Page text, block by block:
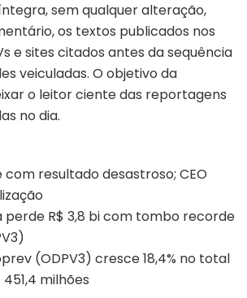
sem qualquer alteração,
os textos publicados nos
e sites citados antes da sequência
veiculadas. O objetivo da
o leitor ciente das reportagens
no dia.
resultado desastroso; CEO
perde R$ 3,8 bi com tombo recorde
(ODPV3) cresce 18,4% no total
milhões